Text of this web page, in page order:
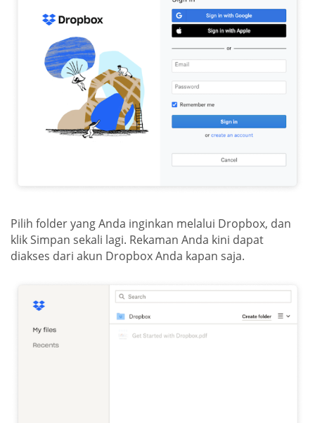
Pilih folder yang Anda inginkan melalui Dropbox, dan
klik Simpan sekali lagi. Rekaman Anda kini dapat
diakses dari akun Dropbox Anda kapan saja.